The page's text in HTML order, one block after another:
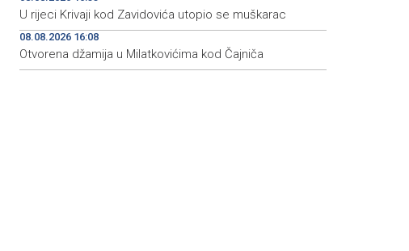
U rijeci Krivaji kod Zavidovića utopio se muškarac
08.08.2026 16:08
Otvorena džamija u Milatkovićima kod Čajniča